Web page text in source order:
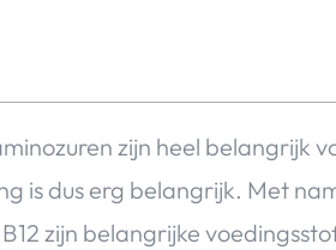
zijn heel belangrijk
is dus erg belangrijk. Met
zijn belangrijke